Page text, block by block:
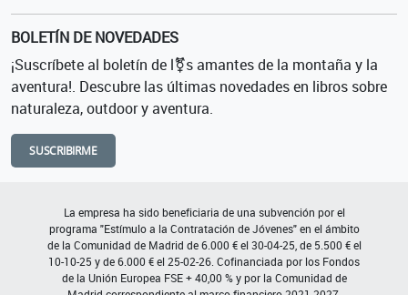
BOLETÍN DE NOVEDADES
¡Suscríbete al boletín de l⚧s amantes de la montaña y la
aventura!. Descubre las últimas novedades en libros sobre
naturaleza, outdoor y aventura.
SUSCRIBIRME
La empresa ha sido beneficiaria de una subvención por el
programa "Estímulo a la Contratación de Jóvenes" en el ámbito
de la Comunidad de Madrid de 6.000 € el 30-04-25, de 5.500 € el
10-10-25 y de 6.000 € el 25-02-26. Cofinanciada por los Fondos
de la Unión Europea FSE + 40,00 % y por la Comunidad de